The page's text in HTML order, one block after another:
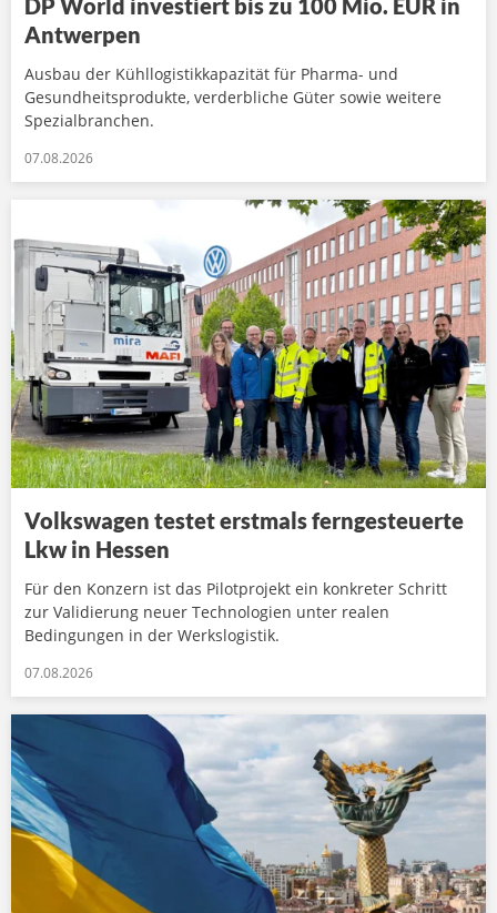
DP World investiert bis zu 100 Mio. EUR in
Antwerpen
Ausbau der Kühllogistikkapazität für Pharma- und
Gesundheitsprodukte, verderbliche Güter sowie weitere
Spezialbranchen.
07.08.2026
Volkswagen testet erstmals ferngesteuerte
Lkw in Hessen
Für den Konzern ist das Pilotprojekt ein konkreter Schritt
zur Validierung neuer Technologien unter realen
Bedingungen in der Werkslogistik.
07.08.2026